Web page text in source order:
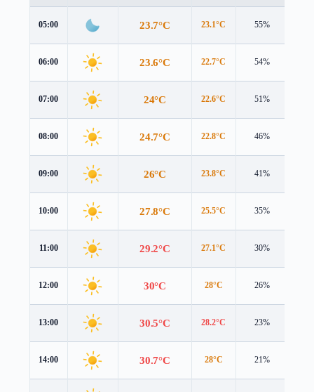
05:00 23.7°C 23.1°C 55%
06:00 23.6°C 22.7°C 54%
07:00 24°C 22.6°C 51%
08:00 24.7°C 22.8°C 46%
09:00 26°C 23.8°C 41%
10:00 27.8°C 25.5°C 35%
11:00 29.2°C 27.1°C 30%
12:00 30°C 28°C 26%
13:00 30.5°C 28.2°C 23%
14:00 30.7°C 28°C 21%